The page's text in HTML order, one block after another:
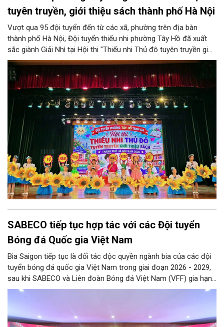
tuyên truyền, giới thiệu sách thành phố Hà Nội
Vượt qua 95 đội tuyển đến từ các xã, phường trên địa bàn
thành phố Hà Nội, Đội tuyển thiếu nhi phường Tây Hồ đã xuất
sắc giành Giải Nhì tại Hội thi "Thiếu nhi Thủ đô tuyên truyền giới
thiệu sách; Múa hát tập thể và Ca khúc măng non" năm 2026 do
Sở Văn hóa và Thể thao Hà Nội tổ chức.
SABECO tiếp tục hợp tác với các Đội tuyển
Bóng đá Quốc gia Việt Nam
Bia Saigon tiếp tục là đối tác độc quyền ngành bia của các đội
tuyển bóng đá quốc gia Việt Nam trong giai đoạn 2026 - 2029,
sau khi SABECO và Liên đoàn Bóng đá Việt Nam (VFF) gia hạn
hợp tác chiến lược. Hai bên kỳ vọng tạo thêm nguồn lực cho